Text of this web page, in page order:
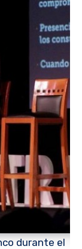
durante el